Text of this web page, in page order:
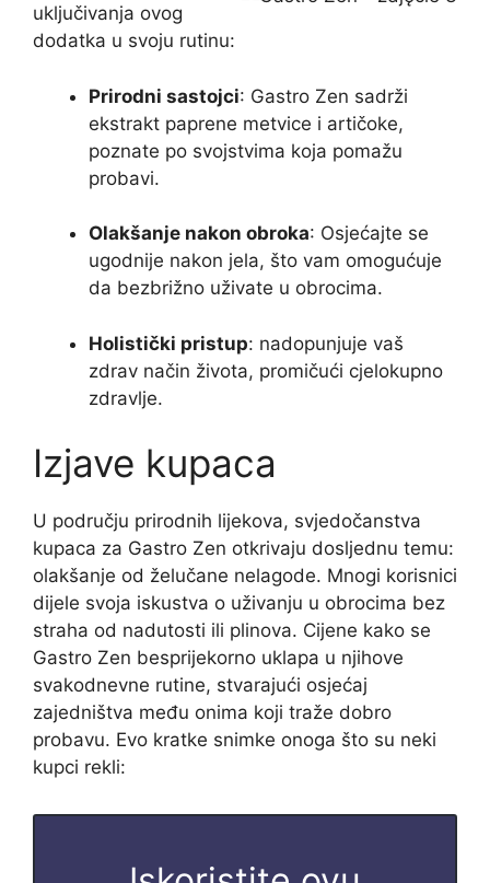
uključivanja ovog
dodatka u svoju rutinu:
Prirodni sastojci: Gastro Zen sadrži
ekstrakt paprene metvice i artičoke,
poznate po svojstvima koja pomažu
probavi.
Olakšanje nakon obroka: Osjećajte se
ugodnije nakon jela, što vam omogućuje
da bezbrižno uživate u obrocima.
Holistički pristup: nadopunjuje vaš
zdrav način života, promičući cjelokupno
zdravlje.
Izjave kupaca
U području prirodnih lijekova, svjedočanstva
kupaca za Gastro Zen otkrivaju dosljednu temu:
olakšanje od želučane nelagode. Mnogi korisnici
dijele svoja iskustva o uživanju u obrocima bez
straha od nadutosti ili plinova. Cijene kako se
Gastro Zen besprijekorno uklapa u njihove
svakodnevne rutine, stvarajući osjećaj
zajedništva među onima koji traže dobro
probavu. Evo kratke snimke onoga što su neki
kupci rekli: